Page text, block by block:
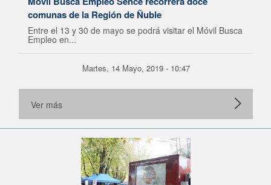
comunas de la Región de Ñuble
Entre el 13 y 30 de mayo se podrá visitar el Móvil Busca
Empleo en...
Martes, 14 Mayo, 2019 - 10:47
Ver más